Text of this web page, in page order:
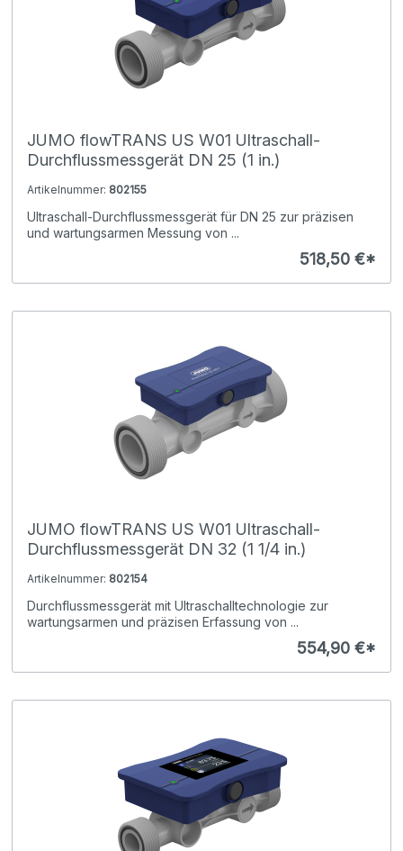
JUMO flowTRANS US W01 Ultraschall-
Durchflussmessgerät DN 25 (1 in.)
Artikelnummer: 802155
Ultraschall-Durchflussmessgerät für DN 25 zur präzisen
und wartungsarmen Messung von ...
518,50 €*
JUMO flowTRANS US W01 Ultraschall-
Durchflussmessgerät DN 32 (1 1/4 in.)
Artikelnummer: 802154
Durchflussmessgerät mit Ultraschalltechnologie zur
wartungsarmen und präzisen Erfassung von ...
554,90 €*